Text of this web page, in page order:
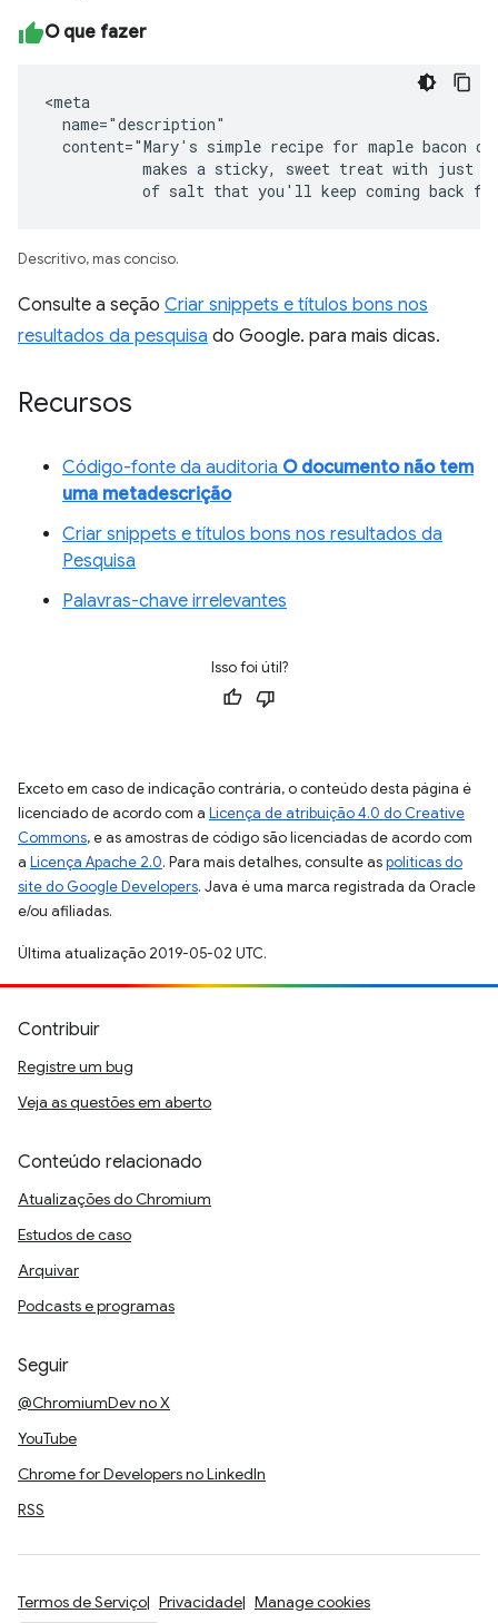
O que fazer
<meta
  name="description"
content="Mary's simple recipe for maple bacon
makes a sticky, sweet treat with just a
of salt that you'll keep coming back
Descritivo, mas conciso.
Consulte a seção Criar snippets e títulos bons nos
resultados da pesquisa do Google. para mais dicas.
Recursos
Código-fonte da auditoria O documento não tem
uma metadescrição
Criar snippets e títulos bons nos resultados da
Pesquisa
Palavras-chave irrelevantes
Isso foi útil?
Exceto em caso de indicação contrária, o conteúdo desta página é
licenciado de acordo com a Licença de atribuição 4.0 do Creative
Commons, e as amostras de código são licenciadas de acordo com
a Licença Apache 2.0. Para mais detalhes, consulte aspolíticas do
site do Google Developers. Java é uma marca registrada da Oracle
e/ou afiliadas.
Última atualização 2019-05-02 UTC.
Contribuir
Registre um bug
Veja as questões em aberto
Conteúdo relacionado
Atualizações do Chromium
Estudos de caso
Arquivar
Podcasts e programas
Seguir
@ChromiumDev no X
YouTube
Chrome for Developers no LinkedIn
RSS
Termos de Serviço Privacidade Manage cookies